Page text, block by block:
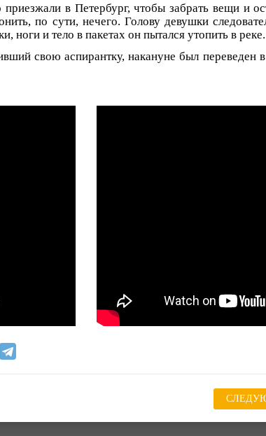
в Петербург, чтобы забрать вещи и
по сути, нечего. Голову девушки
ноги и тело в пакетах он пытался утопить в реке.
свою аспирантку, накануне был